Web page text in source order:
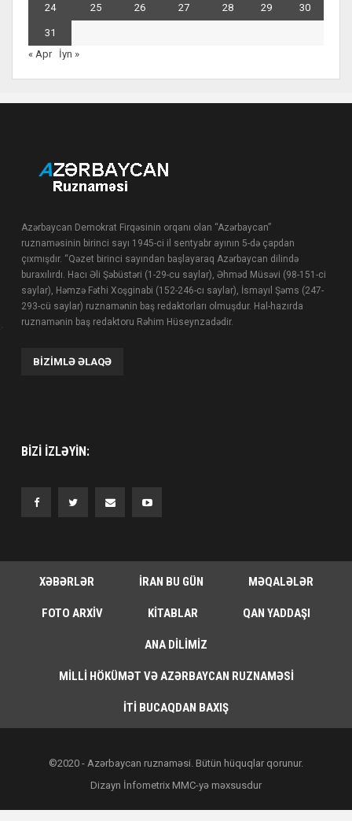
24 25 26 27 28 29 30
31
« Apr
İyn »
Azərbaycan Demokrat Firqəsinin orqanı olan “Azərbaycan”
ruznaməsinin birinci sayı 1945-ci il sentyabr ayının 5-də çapdan
çıxmışdır. “Qəzet birinci sayından başlayaraq Azərbaycan dilində
buraxılırdı. Hacı Əli Şəbüstəri (1-29-cu saylar), Əhməd Müsəvi (98-151-ci
saylar), Həmzə Fəthi Xoşginabi (152-246-cı saylar), İsmayıl Şəms (247-
293-cü saylar) ruznamənin baş redaktorları olmuşdur. Hal-hazırda
ruznamənin baş redaktoru Rəhim Hüseynzadədir.
BIZIMLƏ ƏLAQƏ
BIZI IZLƏYIN:
XƏBƏRLƏR İRAN BU GÜN MƏQALƏLƏR
FOTO ARXIV KITABLAR QAN YADDAŞI
ANA DILIMIZ
MILLI HÖKÜMƏT VƏ AZƏRBAYCAN RUZNAMƏSI
İTI BUCAQDAN BAXIŞ
©2020 - Azərbaycan ruznaməsi. Bütün hüquqlar qorunur.
Dizayn İnfometrix MMC-yə məxsusdur